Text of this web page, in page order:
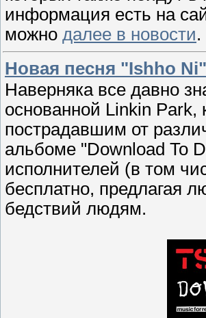
информация есть на
можно далее в новости.
Новая песня "Ishho
Наверняка все давно
основанной Linkin Park,
пострадавшим от
альбоме "Download To
исполнителей (в том
бесплатно, предлагая
бедствий людям.